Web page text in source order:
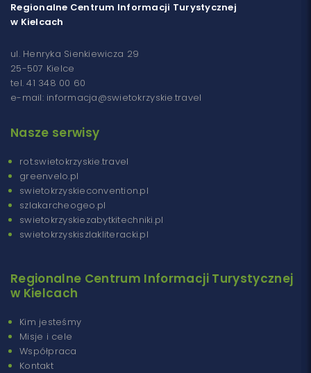
Regionalne Centrum Informacji Turystycznej
w Kielcach
ul. Henryka Sienkiewicza 29
25-507 Kielce
tel. 41 348 00 60
e-mail: informacja@swietokrzyskie.travel
Nasze serwisy
rot.swietokrzyskie.travel
greenvelo.pl
swietokrzyskieconvention.pl
szlakarcheogeo.pl
swietokrzyskiezabytkitechniki.pl
swietokrzyskiszlakliteracki.pl
Regionalne Centrum Informacji Turystycznej
w Kielcach
Kim jesteśmy
Misje i cele
Współpraca
Kontakt